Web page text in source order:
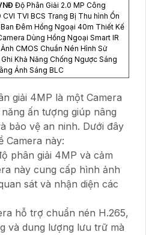
Độ Phân Giải 2.0 MP Công
CVI TVI BCS Trang Bị Thu hình Ổn
Đêm Hồng Ngoại 40m Thiết Kế
Dùng Hồng Ngoại Smart IR
CMOS Chuẩn Nén Hình Sử
Khả Năng Chống Ngược Sáng
Ánh Sáng BLC
giải 4MP là một Camera
ấn tượng giúp nâng
bảo vệ an ninh. Dưới đây
Camera này:
phân giải 4MP và cảm
này cung cấp hình ảnh
sát và nhận diện các
hỗ trợ chuẩn nén H.265,
và dung lượng lưu trữ mà